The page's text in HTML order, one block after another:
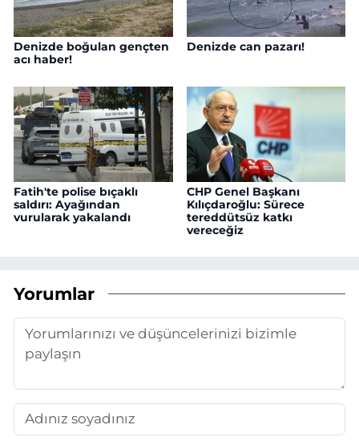
Denizde boğulan gençten
acı haber!
Denizde can pazarı!
Fatih'te polise bıçaklı
saldırı: Ayağından
vurularak yakalandı
CHP Genel Başkanı
Kılıçdaroğlu: Sürece
tereddütsüz katkı
vereceğiz
Yorumlar